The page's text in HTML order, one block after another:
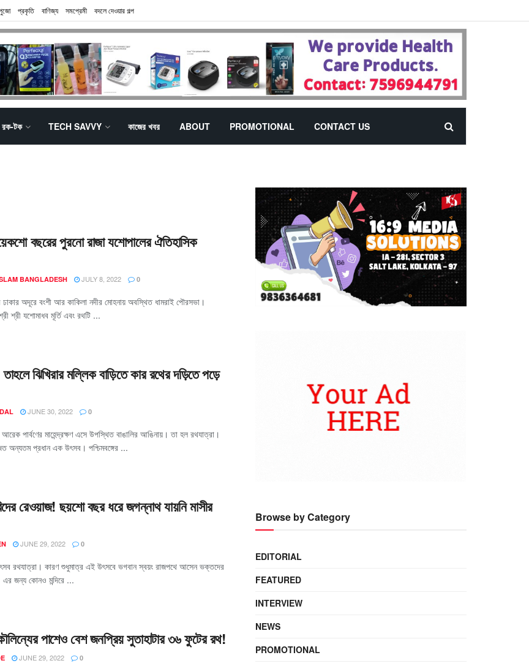
প্রকৃতি বাণিজ্য সমপ্রেমী বদলে দেওয়ার গল্প
রক-টক TECH SAVVY কাজের খবর ABOUT PROMOTIONAL CONTACT US
বছরের পুরনো রাজা যশোপালের ঐতিহাসিক
BANGLADESH JULY 8, 2022 0
ঢাকার অদূরে বংশী আর কাকিলা নদীর মোহনায় অবস্থিত ধামরাই পৌরসভা।
শ্রী যশোমাধব মূর্তি এবং রথটি ...
ঝিখিরার মল্লিক বাড়িতে কার রথের দড়িতে পড়ে
JUNE 30, 2022 0
পার্বণের মাহেন্দ্রক্ষণ এসে উপস্থিত বাঙালির আঙিনায়। তা হল রথযাত্রা।
অন্যতম প্রধান এক উৎসব। পশ্চিমবঙ্গের ...
রেওয়াজ! ছয়শো বছর ধরে জগন্নাথ যায়নি মাসীর
JUNE 29, 2022 0
রথযাত্রা। কারণ শুধুমাত্র এই উৎসবে ভগবান স্বয়ং রাজপথে আসেন ভক্তদের
এর জন্য কোনও মন্দিরে ...
পাশেও বেশ জনপ্রিয় সুতাহাটার ৩৬ ফুটের রথ!
JUNE 29, 2022 0
Browse by Category
EDITORIAL
FEATURED
INTERVIEW
NEWS
PROMOTIONAL